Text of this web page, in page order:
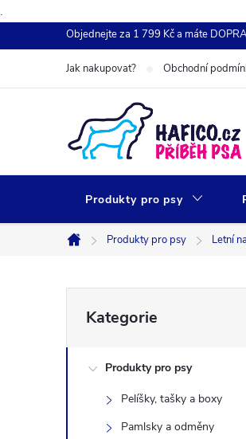
.
na
Objednejte za 1 799 Kč a máte
Jak nakupovat? Obchodní
Produkty pro psy
Domů
Produkty pro psy Letní
o
kategorie
Kategorie
Produkty pro psy
Pelíšky, tašky a boxy
Pamlsky a odměny